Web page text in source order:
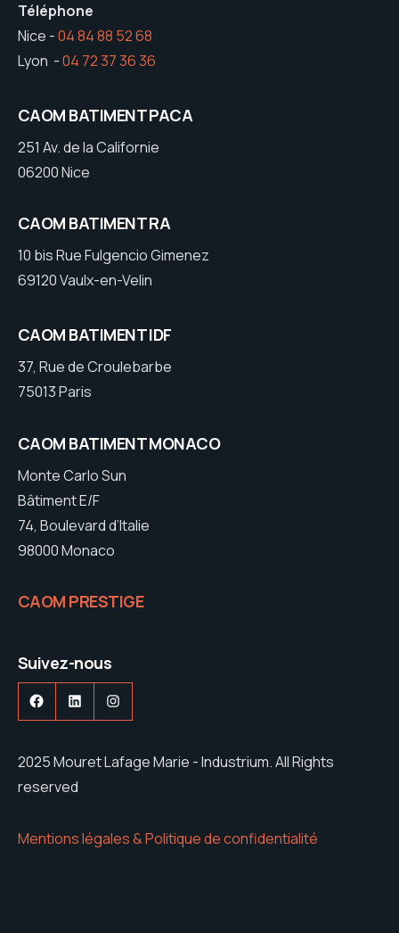
Téléphone
Nice -04 84 88 52 68
Lyon -04 72 37 36 36
CAOM BATIMENT PACA
251 Av. de la Californie
06200 Nice
CAOM BATIMENT RA
10 bis Rue Fulgencio Gimenez
69120 Vaulx-en-Velin
CAOM BATIMENT IDF
37, Rue de Croulebarbe
75013 Paris
CAOM BATIMENT MONACO
Monte Carlo Sun
Bâtiment E/F
74, Boulevard d’Italie
98000 Monaco
CAOM PRESTIGE
Suivez-nous
Facebook
LinkedInInstagram
2025 Mouret Lafage Marie - Industrium. All Rights
reserved
Mentions légales & Politique de confidentialité